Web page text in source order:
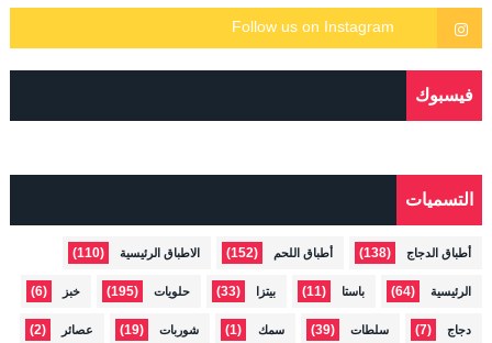
فيسبوك
التسميات
أطباق الدجاج (138) أطباق اللحم (152) الاطباق الرئيسية (110)
الرئيسية (64) باستا (11) بيتزا (33) حلويات (195) خبز (6)
دجاج (7) سلطات (39) سمك (1) شوربات (19) عصائر (2)